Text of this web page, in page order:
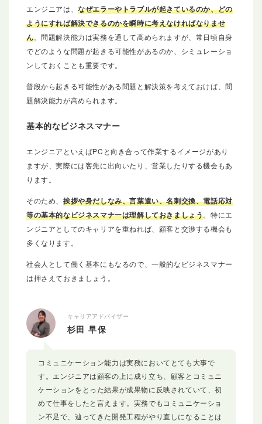
エンジニアは、なぜエラーやトラブルが起きているのか、どの
ようにすれば解決できるのかを瞬時に考えなければなりませ
ん。問題解決能力は実務を通して高められますが、常日頃自身
でどのような問題が起きる可能性があるのか、シミュレーショ
ンしておくことも重要です。
普段から起きる可能性がある問題と解決策を考えておけば、問
題解決能力が高められます。
基本的なビジネスマナー
エンジニアといえばPCと向き合って作業するイメージがあり
ますが、実際には客先に出向いたり、営業したりする機会もあ
ります。
そのため、 挨拶や身だしなみ、言葉遣い、名刺交換、電話応対
等の基本的なビジネスマナーは理解しておきましょう。特にエ
ンジニアとしてのキャリアを重ねれば、顧客と交渉する機会も
多くなります。
社会人として働く基本にもなるので、一般的なビジネスマナー
は押さえておきましょう。
キャリアアドバイザー
杉田 早保
コミュニケーション能力は実務においてとても大事で
す。エンジニアは顧客の上に成り立ち、顧客とコミュニ
ケーションをとった結果が成果物に反映されていて、初
めて仕事をしたと言えます。実務でもコミュニケーショ
ン不足で、辿ってきた開発工程がやり直しになることは